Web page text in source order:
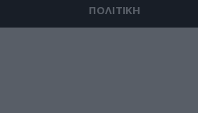
ΠΟΛΙΤΙΚΗ